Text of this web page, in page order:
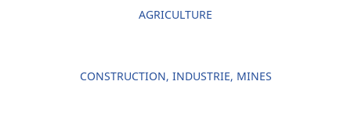
AGRICULTURE
CONSTRUCTION, INDUSTRIE, MINES